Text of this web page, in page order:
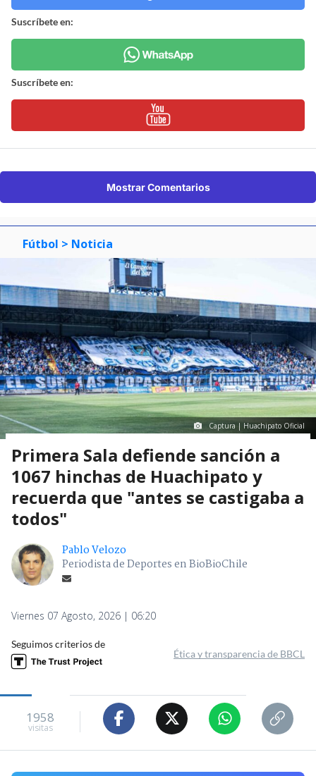
Suscríbete en:
Suscríbete en:
Mostrar Comentarios
Fútbol > Noticia
Captura | Huachipato Oficial
Primera Sala defiende sanción a
1067 hinchas de Huachipato y
recuerda que "antes se castigaba a
todos"
Pablo Velozo
Periodista de Deportes en BioBioChile
Viernes 07 Agosto, 2026 | 06:20
Seguimos criterios de
Ética y transparencia de BBCL
1958
visitas